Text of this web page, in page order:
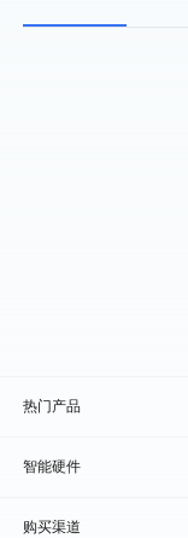
热门产品
贝锐向日葵 · 远程控
贝锐蒲公英 · 异地组
智能硬件
贝锐向日葵硬件
购买渠道